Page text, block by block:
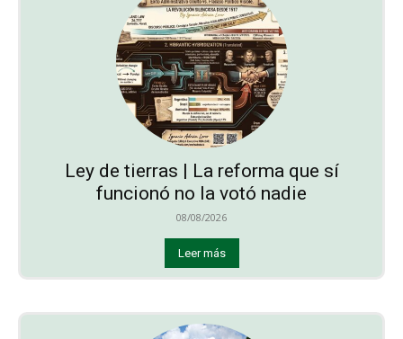
Ley de tierras | La reforma que sí
funcionó no la votó nadie
08/08/2026
Leer más